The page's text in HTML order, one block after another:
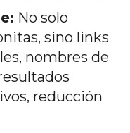
No solo
sino links
nombres de
reducción